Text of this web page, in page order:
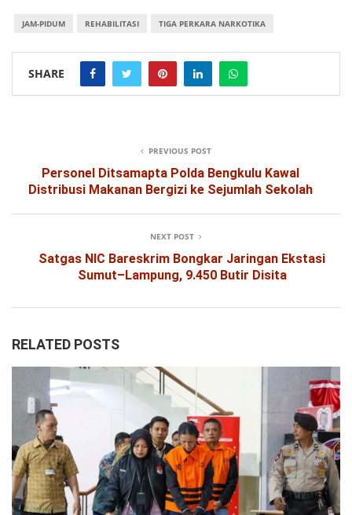
JAM-PIDUM REHABILITASI TIGA PERKARA NARKOTIKA
SHARE
PREVIOUS POST
Personel Ditsamapta Polda Bengkulu Kawal
Distribusi Makanan Bergizi ke Sejumlah Sekolah
NEXT POST
Satgas NIC Bareskrim Bongkar Jaringan Ekstasi
Sumut–Lampung, 9.450 Butir Disita
RELATED POSTS